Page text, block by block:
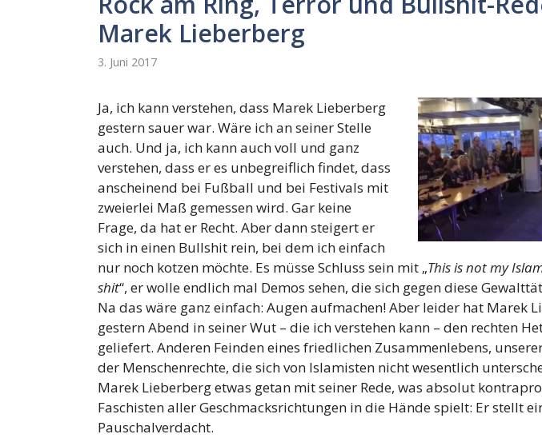
Marek Lieberberg
3. Juni 2017
Ja, ich kann verstehen, dass Marek Lieberberg
gestern sauer war. Wäre ich an seiner Stelle
auch. Und ja, ich kann auch voll und ganz
verstehen, dass er es unbegreiflich findet, dass
anscheinend bei Fußball und bei Festivals mit
zweierlei Maß gemessen wird. Gar keine
Frage, da hat er Recht. Aber dann steigert er
sich in einen Bullshit rein, bei dem ich einfach
nur noch kotzen möchte. Es müsse Schluss sein mit „This is not my
shit“, er wolle endlich mal Demos sehen, die sich gegen diese
Na das wäre ganz einfach: Augen aufmachen! Aber leider hat Marek
gestern Abend in seiner Wut – die ich verstehen kann – den rechten
geliefert. Anderen Feinden eines friedlichen Zusammenlebens,
der Menschenrechte, die sich von Islamisten nicht wesentlich
Marek Lieberberg etwas getan mit seiner Rede, was absolut
Faschisten aller Geschmacksrichtungen in die Hände spielt: Er stellt
Pauschalverdacht.